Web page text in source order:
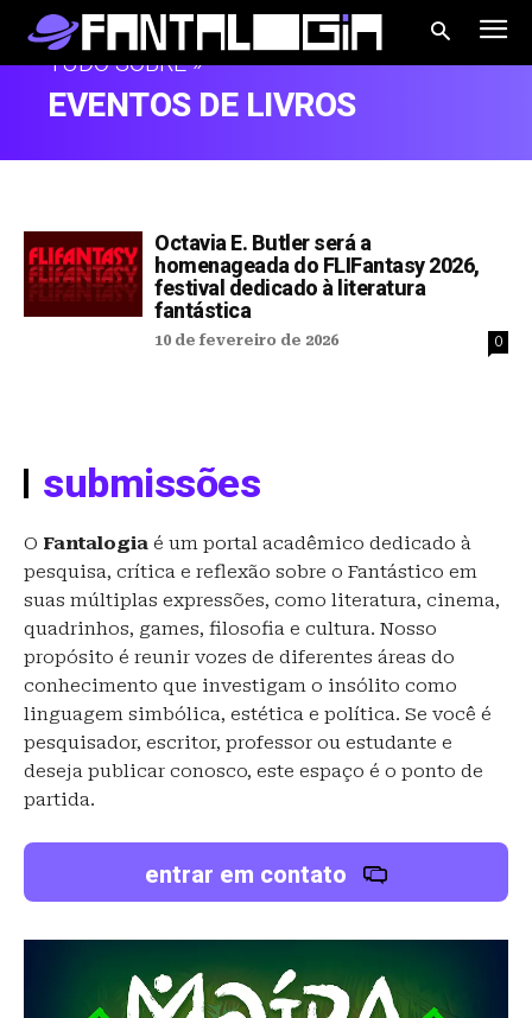
TUDO SOBRE »
EVENTOS DE LIVROS
Octavia E. Butler será a
homenageada do FLIFantasy 2026,
festival dedicado à literatura
fantástica
10 de fevereiro de 2026 0
submissões
O Fantalogia é um portal acadêmico dedicado à
pesquisa, crítica e reflexão sobre o Fantástico em
suas múltiplas expressões, como literatura, cinema,
quadrinhos, games, filosofia e cultura. Nosso
propósito é reunir vozes de diferentes áreas do
conhecimento que investigam o insólito como
linguagem simbólica, estética e política. Se você é
pesquisador, escritor, professor ou estudante e
deseja publicar conosco, este espaço é o ponto de
partida.
entrar em contato